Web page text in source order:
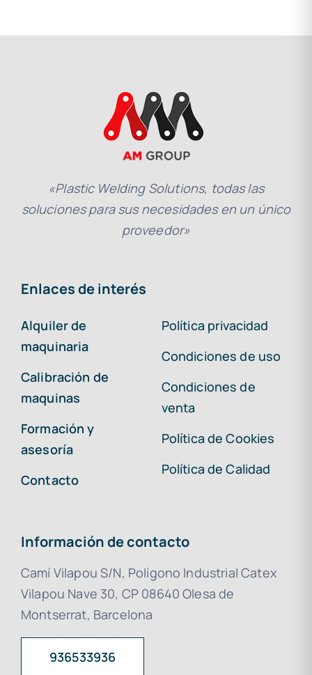
«Plastic Welding Solutions, todas las
soluciones para sus necesidades en un único
proveedor»
Enlaces de interés
Alquiler de
maquinaria
Calibración de
maquinas
Formación y
asesoría
Contacto
Política privacidad
Condiciones de uso
Condiciones de
venta
Política de Cookies
Política de Calidad
Información de contacto
Camí Vilapou S/N, Polígono Industrial Catex
Vilapou Nave 30, CP 08640 Olesa de
Montserrat, Barcelona
936533936